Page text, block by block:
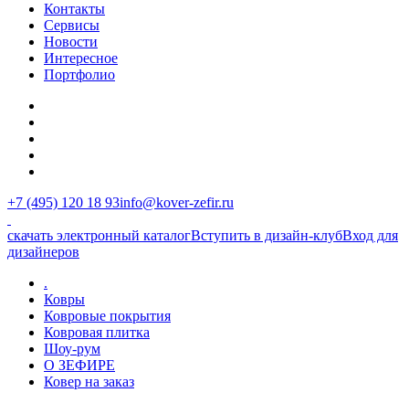
Контакты
Сервисы
Новости
Интересное
Портфолио
+7 (495) 120 18 93info@kover-zefir.ru
скачать электронный каталогВступить в дизайн-клубВход для
дизайнеров
.
Ковры
Ковровые покрытия
Ковровая плитка
Шоу-рум
О ЗЕФИРЕ
Ковер на заказ